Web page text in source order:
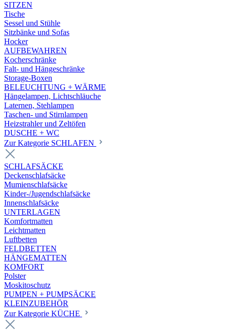
SITZEN
Tische
Sessel und Stühle
Sitzbänke und Sofas
Hocker
AUFBEWAHREN
Kocherschränke
Falt- und Hängeschränke
Storage-Boxen
BELEUCHTUNG + WÄRME
Hängelampen, Lichtschläuche
Laternen, Stehlampen
Taschen- und Stirnlampen
Heizstrahler und Zeltöfen
DUSCHE + WC
Zur Kategorie SCHLAFEN
SCHLAFSÄCKE
Deckenschlafsäcke
Mumienschlafsäcke
Kinder-/Jugendschlafsäcke
Innenschlafsäcke
UNTERLAGEN
Komfortmatten
Leichtmatten
Luftbetten
FELDBETTEN
HÄNGEMATTEN
KOMFORT
Polster
Moskitoschutz
PUMPEN + PUMPSÄCKE
KLEINZUBEHÖR
Zur Kategorie KÜCHE